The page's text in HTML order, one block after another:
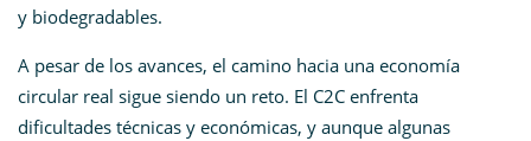
y biodegradables.
A pesar de los avances, el camino hacia una economía
circular real sigue siendo un reto. El C2C enfrenta
dificultades técnicas y económicas, y aunque algunas